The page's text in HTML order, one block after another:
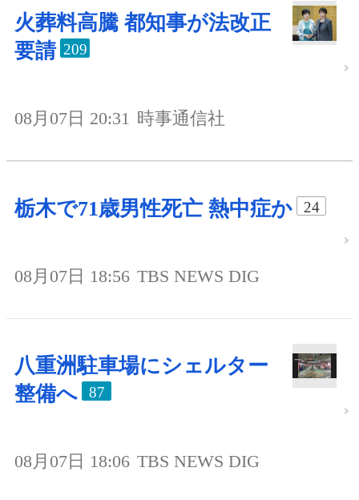
火葬料高騰 都知事が法改正
要請 209
08月07日 20:31 時事通信社
栃木で71歳男性死亡 熱中症か 24
08月07日 18:56 TBS NEWS DIG
八重洲駐車場にシェルター
整備へ
87
08月07日 18:06 TBS NEWS DIG